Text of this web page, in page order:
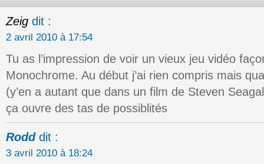
Zeig dit :
2 avril 2010 à 17:54
Tu as l’impression de voir un vieux jeu vidéo
Monochrome. Au début j’ai rien compris mais
(y’en a autant que dans un film de Steven
ça ouvre des tas de possiblités
Rodd dit :
3 avril 2010 à 18:24